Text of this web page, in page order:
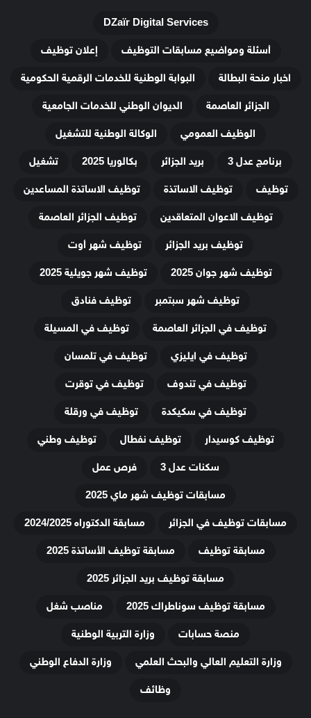
DZaïr Digital Services
أسئلة ومواضيع مسابقات التوظيف
إعلان توظيف
اخبار منحة البطالة
البوابة الوطنية للخدمات الرقمية الحكومية
الجزائر العاصمة
الديوان الوطني للخدمات الجامعية
الوظيف العمومي
الوكالة الوطنية للتشغيل
برنامج عدل 3
بريد الجزائر بكالوريا 2025
تشغيل
توظيف
توظيف الاساتذة
توظيف الاساتذة المساعدين
توظيف الاعوان المتعاقدين
توظيف الجزائر العاصمة
توظيف بريد الجزائر
توظيف شهر أوت
توظيف شهر جوان 2025
توظيف شهر جويلية 2025
توظيف شهر سبتمبر
توظيف فنادق
توظيف في الجزائر العاصمة
توظيف في المسيلة
توظيف في ايليزي
توظيف في تلمسان
توظيف في تندوف
توظيف في توقرت
توظيف في سكيكدة
توظيف في ورقلة
توظيف كوسيدار
توظيف نفطال
توظيف وطني
سكنات عدل 3
فرص عمل
مسابقات توظيف شهر ماي 2025
مسابقات توظيف في الجزائر
مسابقة الدكتوراه 2024/2025
مسابقة توظيف
مسابقة توظيف الأساتذة 2025
مسابقة توظيف بريد الجزائر 2025
مسابقة توظيف سوناطراك 2025
مناصب شغل
منصة حسابات
وزارة التربية الوطنية
وزارة التعليم العالي والبحث العلمي
وزارة الدفاع الوطني
وظائف